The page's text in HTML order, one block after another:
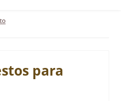
para